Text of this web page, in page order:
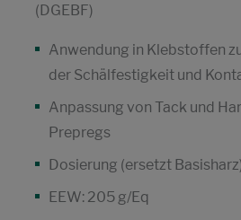
(DGEBF)
Anwendung in Klebstoffen
der Schälfestigkeit und
Anpassung von Tack und
Prepregs
Dosierung (ersetzt
EEW: 205 g/Eq